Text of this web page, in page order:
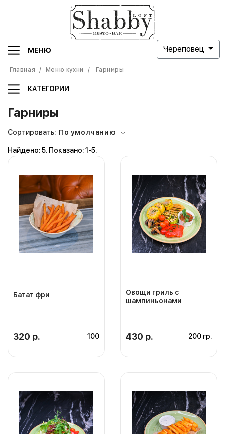
Череповец
МЕНЮ
Главная / Меню кухни / Гарниры
КАТЕГОРИИ
Гарниры
Сортировать: По умолчанию
Найдено: 5. Показано: 1-5.
Батат фри
320 р. 100
Овощи гриль с
шампиньонами
430 р. 200 гр.